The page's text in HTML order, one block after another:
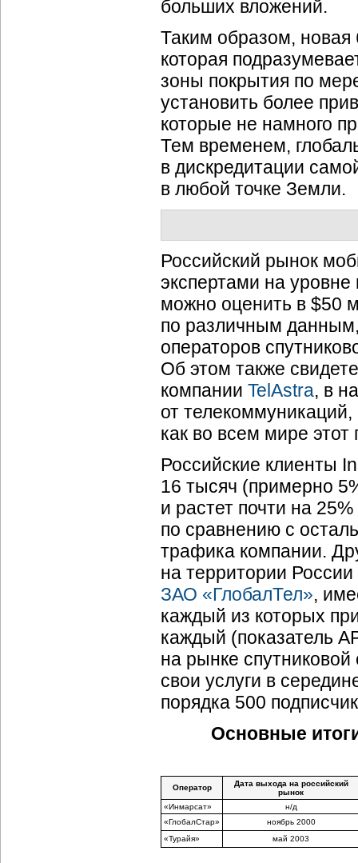
больших вложений.
Таким образом, новая
которая
зоны покрытия по
установить более
которые не намного
Тем временем,
в дискредитации
в любой точке Земли.
Российский рынок
экспертами на
можно оценить в $50
по различным
операторов
Об этом также
компании TelAstra, в
от
как во всем мире этот
Российские клиенты
16 тысяч (примерно
и растет почти на
по сравнению с
трафика компании.
на территории России
ЗАО «ГлобалТел»,
каждый из которых
каждый (показатель
на рынке
свои услуги в
порядка 500
Основные
Оператор
Дата выхода на российский
рынок
«Инмарсат»
н/д
«ГлобалСтар»
ноябрь 2000
«Турайя»
май 2003